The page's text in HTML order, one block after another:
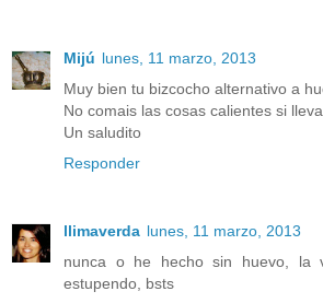
Mijú lunes, 11 marzo, 2013
Muy bien tu bizcocho alternativo a
No comais las cosas calientes si
Un saludito
Responder
llimaverda lunes, 11 marzo, 2013
nunca o he hecho sin huevo, la
estupendo, bsts